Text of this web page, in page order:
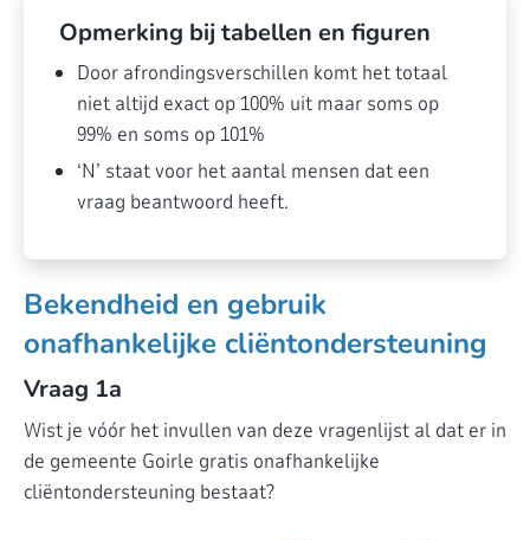
Opmerking bij tabellen en figuren
Door afrondingsverschillen komt het totaal
niet altijd exact op 100% uit maar soms op
99% en soms op 101%
‘N’ staat voor het aantal mensen dat een
vraag beantwoord heeft.
Bekendheid en gebruik
onafhankelijke cliëntondersteuning
Vraag 1a
Wist je vóór het invullen van deze vragenlijst al dat er in
de gemeente Goirle gratis onafhankelijke
cliëntondersteuning bestaat?